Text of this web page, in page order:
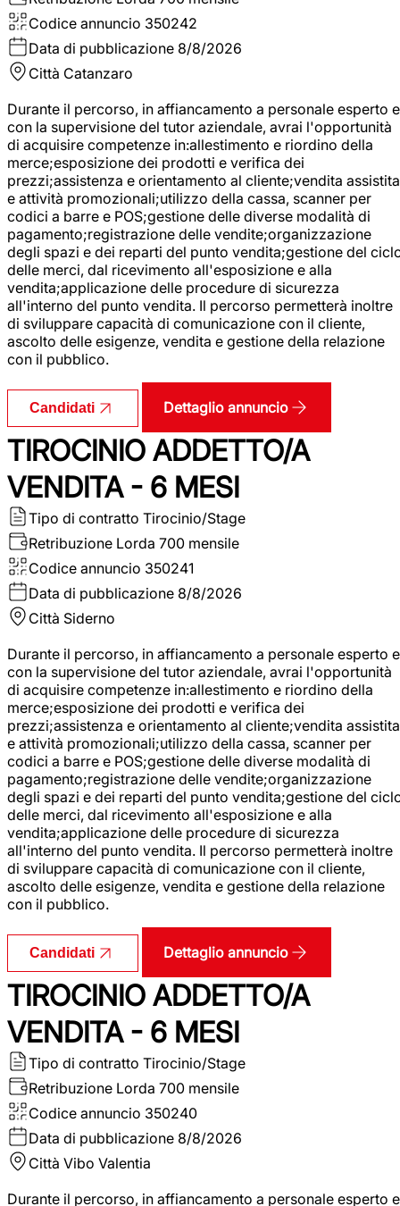
Codice annuncio 350242
Data di pubblicazione 8/8/2026
Città Catanzaro
Durante il percorso, in affiancamento a personale esperto e
con la supervisione del tutor aziendale, avrai l'opportunità
di acquisire competenze in:allestimento e riordino della
merce;esposizione dei prodotti e verifica dei
prezzi;assistenza e orientamento al cliente;vendita assistita
e attività promozionali;utilizzo della cassa, scanner per
codici a barre e POS;gestione delle diverse modalità di
pagamento;registrazione delle vendite;organizzazione
degli spazi e dei reparti del punto vendita;gestione del
delle merci, dal ricevimento all'esposizione e alla
vendita;applicazione delle procedure di sicurezza
all'interno del punto vendita. Il percorso permetterà inoltre
di sviluppare capacità di comunicazione con il cliente,
ascolto delle esigenze, vendita e gestione della relazione
con il pubblico.
Candidati Dettaglio annuncio
TIROCINIO ADDETTO/A
VENDITA - 6 MESI
Tipo di contratto Tirocinio/Stage
Retribuzione Lorda 700 mensile
Codice annuncio 350241
Data di pubblicazione 8/8/2026
Città Siderno
Durante il percorso, in affiancamento a personale esperto e
con la supervisione del tutor aziendale, avrai l'opportunità
di acquisire competenze in:allestimento e riordino della
merce;esposizione dei prodotti e verifica dei
prezzi;assistenza e orientamento al cliente;vendita assistita
e attività promozionali;utilizzo della cassa, scanner per
codici a barre e POS;gestione delle diverse modalità di
pagamento;registrazione delle vendite;organizzazione
degli spazi e dei reparti del punto vendita;gestione del
delle merci, dal ricevimento all'esposizione e alla
vendita;applicazione delle procedure di sicurezza
all'interno del punto vendita. Il percorso permetterà inoltre
di sviluppare capacità di comunicazione con il cliente,
ascolto delle esigenze, vendita e gestione della relazione
con il pubblico.
Candidati Dettaglio annuncio
TIROCINIO ADDETTO/A
VENDITA - 6 MESI
Tipo di contratto Tirocinio/Stage
Retribuzione Lorda 700 mensile
Codice annuncio 350240
Data di pubblicazione 8/8/2026
Città Vibo Valentia
Durante il percorso, in affiancamento a personale esperto e